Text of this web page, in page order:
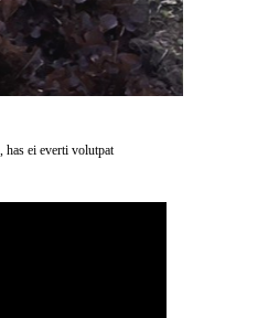
has ei everti volutpat